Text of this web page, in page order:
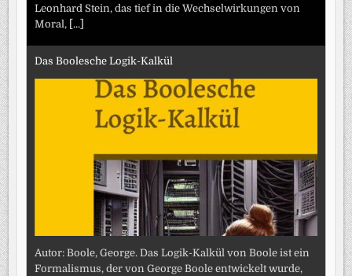
Leonhard Stein, das tief in die Wechselwirkungen von
Moral, [...]
Das Boolesche Logik-Kalkül
Autor: Boole, George. Das Logik-Kalkül von Boole ist ein
Formalismus, der von George Boole entwickelt wurde,